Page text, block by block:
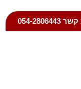
2806443